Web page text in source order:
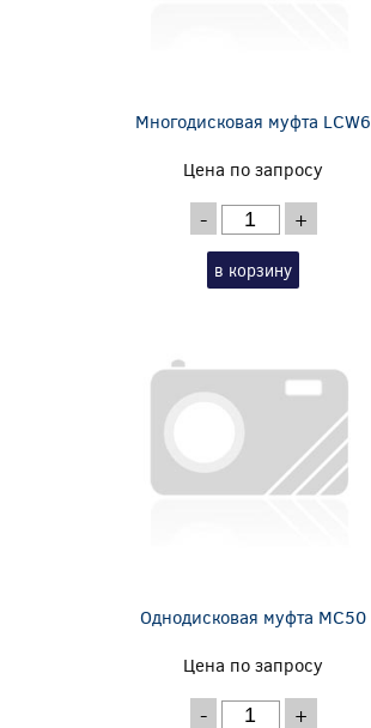
Многодисковая муфта LCW6
Цена по запросу
- +
в корзину
Однодисковая муфта MC50
Цена по запросу
- +